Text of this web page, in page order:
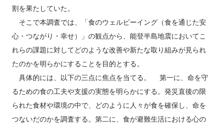
割を果たしていた。
そこで本調査では、「食のウェルビーイング（食を通じた安
心・つながり・幸せ）」の観点から、能登半島地震においてこ
れらの課題に対してどのような改善や新たな取り組みが見られ
たのかを明らかにすることを目的とする。
具体的には、以下の三点に焦点を当てる。 第一に、命を守
るための食の工夫や支援の実態を明らかにする。発災直後の限
られた食材や環境の中で、どのように人々が食を確保し、命を
つないだのかを調査する。第二に、食が避難生活における心の